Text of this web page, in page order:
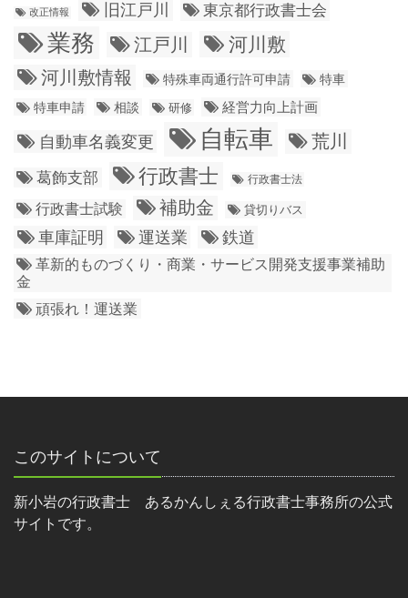
改正情報 旧江戸川 東京都行政書士会
業務 江戸川
河川敷
河川敷情報
特殊車両通行許可申請
特車
特車申請
相談 研修 経営力向上計画
自動車名義変更 自転車 荒川
葛飾支部 行政書士 行政書士法
行政書士試験 補助金 貸切りバス
車庫証明 運送業 鉄道
革新的ものづくり・商業・サービス開発支援事業補助
金
頑張れ！運送業
このサイトについて
新小岩の行政書士 あるかんしぇる行政書士事務所の公式
サイトです。